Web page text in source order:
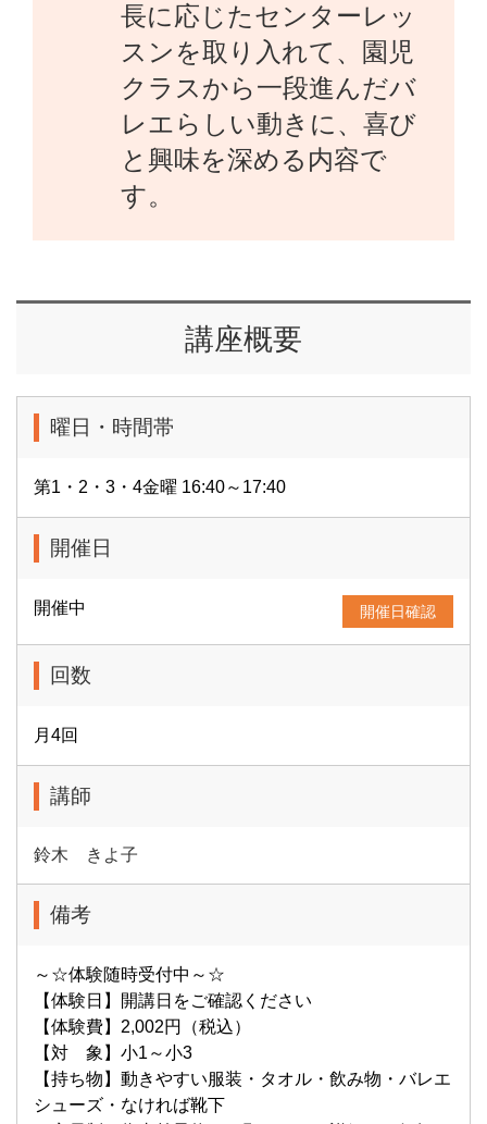
長に応じたセンターレッ
スンを取り入れて、園児
クラスから一段進んだバ
レエらしい動きに、喜び
と興味を深める内容で
す。
講座概要
曜日・時間帯
第1・2・3・4金曜 16:40～17:40
開催日
開催中 開催日確認
回数
月4回
講師
鈴木 きよ子
備考
～☆体験随時受付中～☆
【体験日】開講日をご確認ください
【体験費】2,002円（税込）
【対 象】小1～小3
【持ち物】動きやすい服装・タオル・飲み物・バレエ
シューズ・なければ靴下